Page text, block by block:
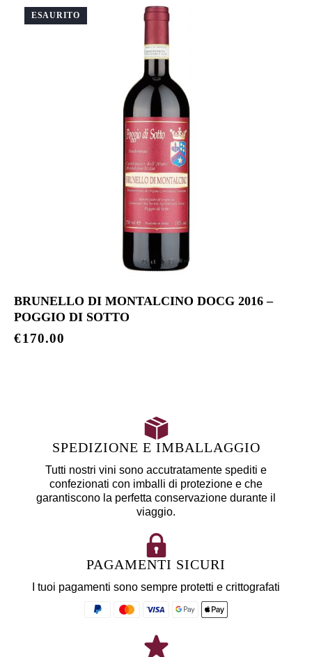
ESAURITO
BRUNELLO DI MONTALCINO DOCG 2016 –
POGGIO DI SOTTO
€170.00
SPEDIZIONE E IMBALLAGGIO
Tutti nostri vini sono accutratamente spediti e
confezionati con imballi di protezione e che
garantiscono la perfetta conservazione durante il
viaggio.
PAGAMENTI SICURI
I tuoi pagamenti sono sempre protetti e crittografati